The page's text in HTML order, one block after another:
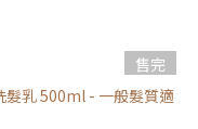
售完
髮乳 500ml - 一般髮質適